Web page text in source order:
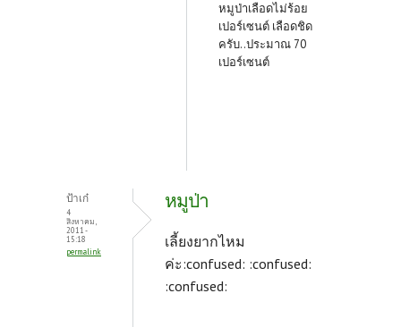
หมูป่าเลือดไม่ร้อย
เปอร์เซนต์ เลือดชิด
ครับ..ประมาณ 70
เปอร์เซนต์
ป้าเก๋
4
สิงหาคม,
2011 -
15:18
permalink
หมูป่า
เลี้ยงยากไหม
ค่ะ:confused: :confused:
:confused: